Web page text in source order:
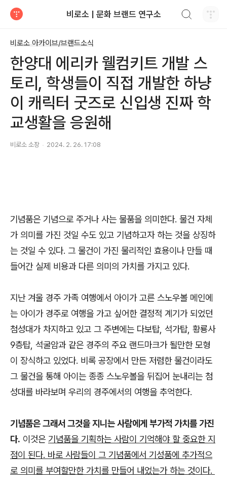
비로소 | 문화 브랜드 연구소
비로소 아카이브/브랜드소식
한양대 에리카 웰컴키트 개발 스
토리, 학생들이 직접 개발한 하냥
이 캐릭터 굿즈로 신입생 진짜 학
교생활을 응원해
비로소 소장 2024. 2. 26. 17:08
기념품은 기념으로 주거나 사는 물품을 의미한다. 물건 자체
가 의미를 가진 것일 수도 있고 기념하고자 하는 것을 상징하
는 것일 수 있다. 그 물건이 가진 물리적인 효용이나 만들 때
들어간 실제 비용과 다른 의미의 가치를 가지고 있다.
지난 겨울 경주 가족 여행에서 아이가 고른 스노우볼 메인에
는 아이가 경주로 여행을 가고 싶어한 결정적 계기가 되었던
첨성대가 차지하고 있고 그 주변에는 다보탑, 석가탑, 황룡사
9층탑, 석굴암과 같은 경주의 주요 랜드마크가 될만한 모형
이 장식하고 있었다. 비록 공장에서 만든 저렴한 물건이라도
그 물건을 통해 아이는 종종 스노우볼을 뒤집어 눈내리는 첨
성대를 바라보며 우리의 경주에서의 여행을 추억한다.
기념품은 그래서 그것을 지니는 사람에게 부가적 가치를 가진
다. 이것은 기념품을 기획하는 사람이 기억해야 할 중요한 지
점이 된다. 바로 사람들이 그 기념품에서 기성품에 추가적으
로 의미를 부여할만한 가치를 만들어 내었는가 하는 것이다.